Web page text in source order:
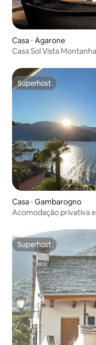
Casa ⋅ Agarone
Casa Sol Vista
Superhost
Superhost
Casa ⋅ Gambarogno
Acomodação privativa
Superhost
Superhost